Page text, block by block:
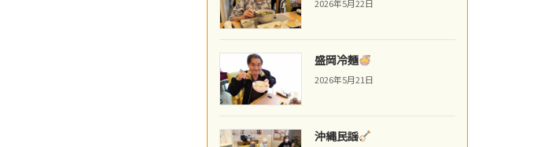
2026年5月22日
盛岡冷麺
2026年5月21日
沖縄民謡